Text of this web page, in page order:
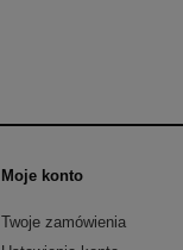
Moje konto
Twoje zamówienia